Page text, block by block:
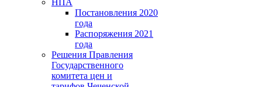
НПА
Постановления 2020
года
Распоряжения 2021
года
Решения Правления
Государственного
комитета цен и